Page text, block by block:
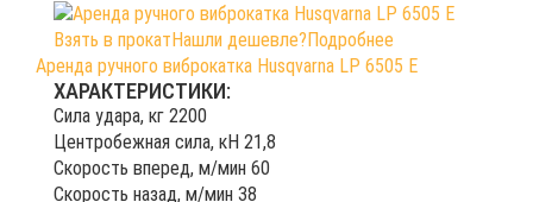
Взять в прокатНашли дешевле?Подробнее
Аренда ручного виброкатка Husqvarna LP 6505 E
ХАРАКТЕРИСТИКИ:
Сила удара, кг 2200
Центробежная сила, кН 21,8
Скорость вперед, м/мин 60
Скорость назад, м/мин 38